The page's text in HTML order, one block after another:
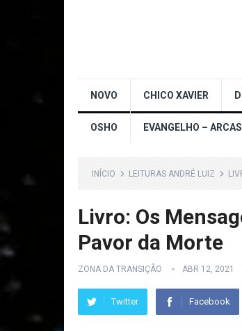
NOVO CHICO XAVIER
OSHO EVANGELHO –
INÍCIO LEITURAS ANDRÉ LUIZ
Livro: Os
Pavor da Morte
ZONA DA TRANSIÇÃO ABR 12, 2021
Twitter Facebook